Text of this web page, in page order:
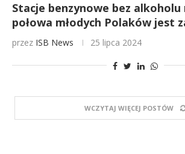
Stacje benzynowe bez alkoholu
połowa młodych Polaków jest
przez ISB News 25 lipca 2024
WCZYTAJ WIĘCEJ POSTÓW